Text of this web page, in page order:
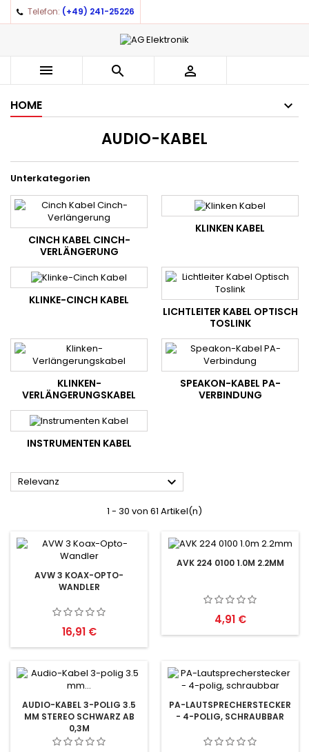
Telefon: (+49) 241-25226
  
HOME
AUDIO-KABEL
Unterkategorien
CINCH KABEL CINCH-
VERLÄNGERUNG
KLINKEN KABEL
KLINKE-CINCH KABEL
LICHTLEITER KABEL OPTISCH
TOSLINK
KLINKEN-
VERLÄNGERUNGSKABEL
SPEAKON-KABEL PA-
VERBINDUNG
INSTRUMENTEN KABEL
Relevanz 
1 - 30 von 61 Artikel(n)
AVW 3 KOAX-OPTO-
WANDLER
Preis
16,91 €
AVK 224 0100 1.0M 2.2MM
Preis
4,91 €
AUDIO-KABEL 3-POLIG 3.5
MM STEREO SCHWARZ AB
0,3M
PA-LAUTSPRECHERSTECKER
- 4-POLIG, SCHRAUBBAR